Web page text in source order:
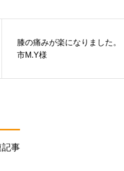
膝の痛みが楽になりました
市M.Y様
記事